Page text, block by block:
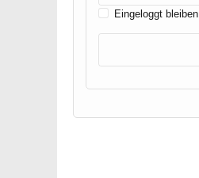
Eingeloggt bleiben